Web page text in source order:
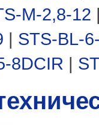
M-2,8-12
| STS-BL-
8DCIR |